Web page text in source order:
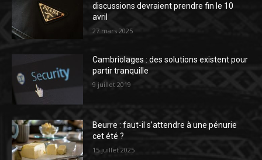
discussions devraient prendre fin le 10
avril
27 mars 2025
Cambriolages : des solutions existent pour
partir tranquille
9 juillet 2019
Beurre : faut-il s’attendre à une pénurie
cet été ?
15 juillet 2025